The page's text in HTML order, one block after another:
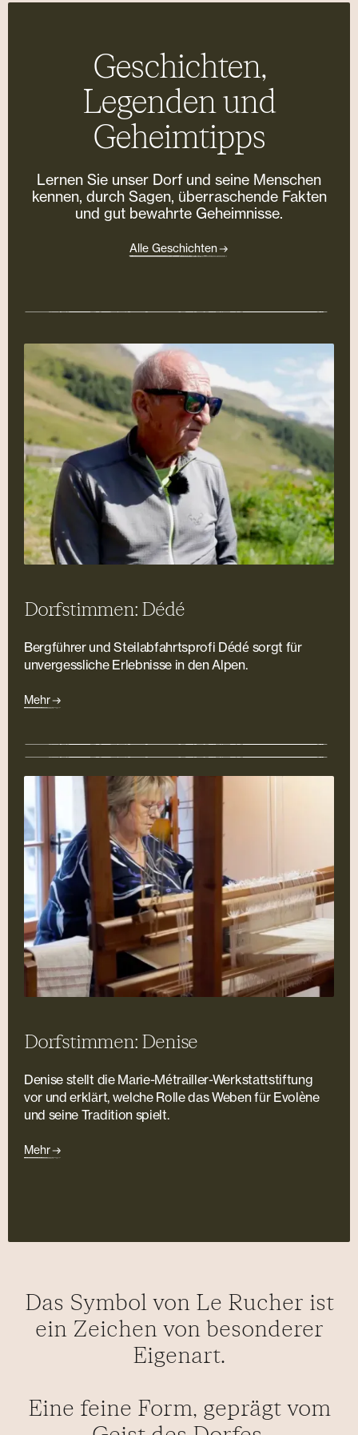
Geschichten,
Legenden und
Geheimtipps
Lernen Sie unser Dorf und seine Menschen
kennen, durch Sagen, überraschende Fakten
und gut bewahrte Geheimnisse.
Alle Geschichten
Dorfstimmen: Dédé
Bergführer und Steilabfahrtsprofi Dédé sorgt für
unvergessliche Erlebnisse in den Alpen.
Mehr
Dorfstimmen: Denise
Denise stellt die Marie-Métrailler-Werkstattstiftung
vor und erklärt, welche Rolle das Weben für Evolène
und seine Tradition spielt.
Mehr
Das Symbol von Le Rucher ist
ein Zeichen von besonderer
Eigenart.
Eine feine Form, geprägt vom